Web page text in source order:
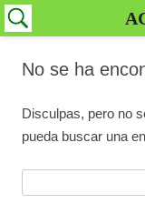
No se ha
Disculpas, pero no
pueda buscar una